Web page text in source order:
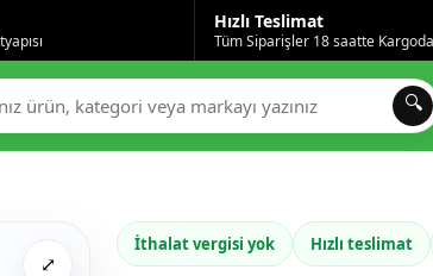
Hızlı Teslimat
Tüm Siparişler 18 saatte Kargoda
🔍
⤢
İthalat vergisi yok Hızlı teslimat